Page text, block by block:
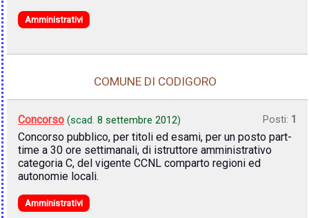
Amministrativi
COMUNE DI CODIGORO
Concorso (scad. 8 settembre 2012) Posti: 1
Concorso pubblico, per titoli ed esami, per un posto part-
time a 30 ore settimanali, di istruttore amministrativo
categoria C, del vigente CCNL comparto regioni ed
autonomie locali.
Amministrativi